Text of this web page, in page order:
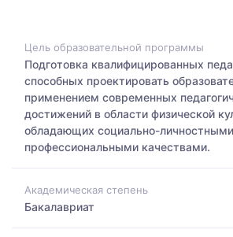
Цель образовательной программы
Подготовка квалифицированных
способных проектировать
применением современных
достижений в области физической
обладающих социально-
профессиональными качествами.
Академическая степень
Бакалавриат